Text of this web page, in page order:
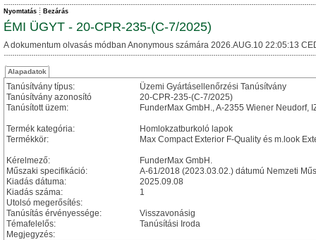
Nyomtatás Bezárás
ÉMI ÜGYT - 20-CPR-235-(C-7/2025)
A dokumentum olvasás módban Anonymous számára 2026.AUG.10 22:05:13
Alapadatok
Tanúsítvány típus:
Üzemi Gyártásellenőrzési Tanúsítvány
Tanúsítvány azonosító
20-CPR-235-(C-7/2025)
Tanúsított üzem:
FunderMax GmbH., A-2355 Wiener Neudorf,
Termék kategória:
Homlokzatburkoló lapok
Termékkör:
Max Compact Exterior F-Quality és m.look
Kérelmező:
FunderMax GmbH.
Műszaki specifikáció:
A-61/2018 (2023.03.02.) dátumú Nemzeti
Kiadás dátuma:
2025.09.08
Kiadás száma:
1
Utolsó megerősítés:
Tanúsítás érvényessége:
Visszavonásig
Témafelelős:
Tanúsítási Iroda
Megjegyzés: